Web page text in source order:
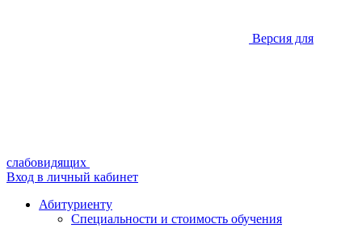
Версия для
слабовидящих
Вход в личный кабинет
Абитуриенту
Специальности и стоимость обучения